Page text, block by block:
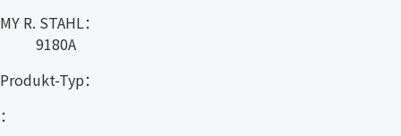
MY R. STAHL：
9180A
Produkt-Typ：
：